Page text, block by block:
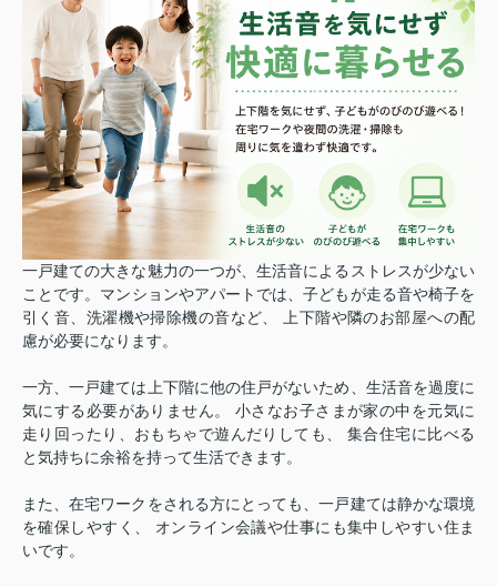
一戸建ての大きな魅力の一つが、生活音によるストレスが少ない
ことです。 マンションやアパートでは、子どもが走る音や椅子を
引く音、洗濯機や掃除機の音など、 上下階や隣のお部屋への配
慮が必要になります。
一方、一戸建ては上下階に他の住戸がないため、生活音を過度に
気にする必要がありません。 小さなお子さまが家の中を元気に
走り回ったり、おもちゃで遊んだりしても、 集合住宅に比べる
と気持ちに余裕を持って生活できます。
また、在宅ワークをされる方にとっても、一戸建ては静かな環境
を確保しやすく、 オンライン会議や仕事にも集中しやすい住ま
いです。